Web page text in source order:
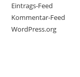
Eintrags-Feed
Kommentar-Feed
WordPress.org